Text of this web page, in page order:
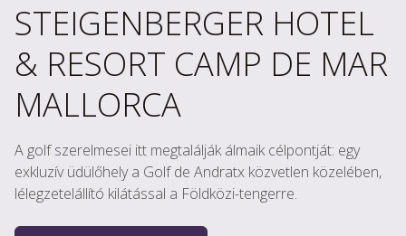
STEIGENBERGER HOTEL
& RESORT CAMP DE MAR
MALLORCA
A golf szerelmesei itt megtalálják álmaik célpontját: egy
exkluzív üdülőhely a Golf de Andratx közvetlen közelében,
lélegzetelállító kilátással a Földközi-tengerre.